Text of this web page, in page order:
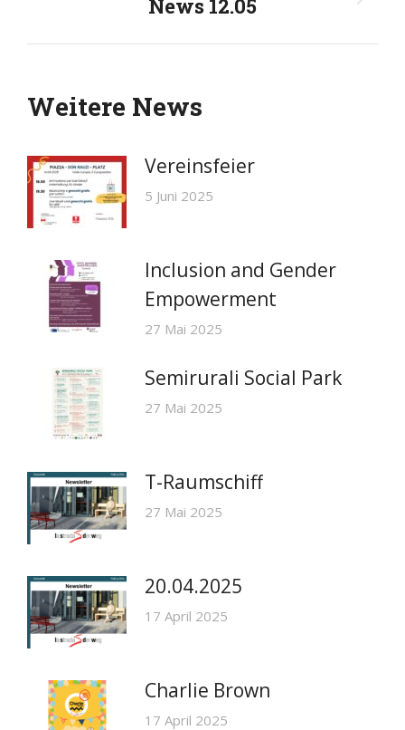
Nächster
News 12.05
Weitere News
Vereinsfeier
5 Juni 2025
Inclusion and Gender
Empowerment
27 Mai 2025
Semirurali Social Park
27 Mai 2025
T-Raumschiff
27 Mai 2025
20.04.2025
17 April 2025
Charlie Brown
17 April 2025